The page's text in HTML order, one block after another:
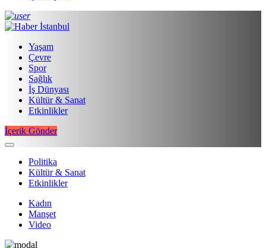
Yaşam
Çevre
Spor
Sağlık
İş Dünyası
Kültür & Sanat
Etkinlikler
İçerik Gönder
Politika
Kültür & Sanat
Etkinlikler
Kadın
Manşet
Video